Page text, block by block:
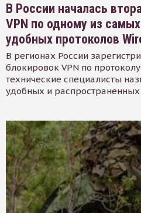
В России началась
VPN по одному из
удобных протоколов
В регионах России
блокировок VPN по
технические специалисты
удобных и распространенных